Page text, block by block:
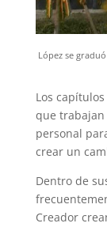
López se
Los
que trabajan
personal
crear un
Dentro de
Creador